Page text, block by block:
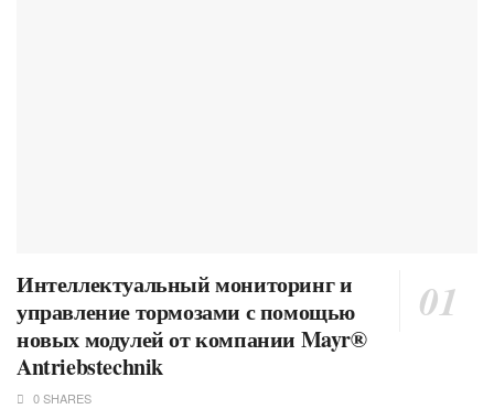
Интеллектуальный мониторинг и
управление тормозами с помощью
новых модулей от компании Mayr®
Antriebstechnik
0 SHARES